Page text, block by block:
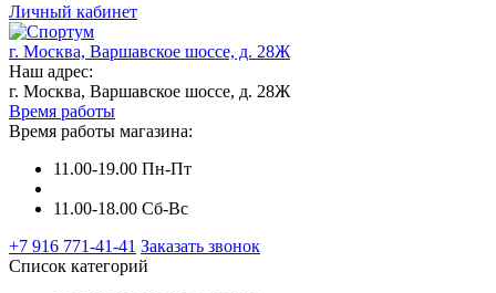
Личный кабинет
г. Москва, Варшавское шоссе, д. 28Ж
Наш адрес:
г. Москва, Варшавское шоссе, д. 28Ж
Время работы
Время работы магазина:
11.00-19.00 Пн-Пт
11.00-18.00 Сб-Вс
+7 916 771-41-41 Заказать звонок
Список категорий